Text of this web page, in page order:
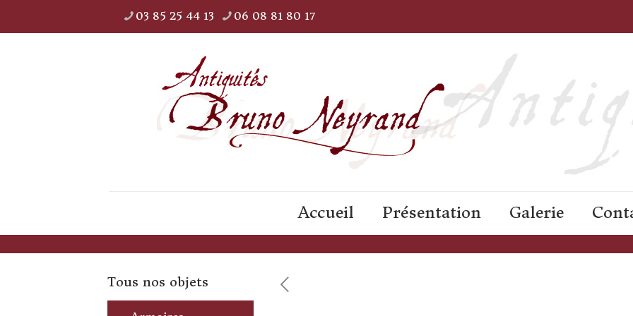
03 85 25 44 13 06 08 81 80 17
Accueil Présentation Galerie
Tous nos objets